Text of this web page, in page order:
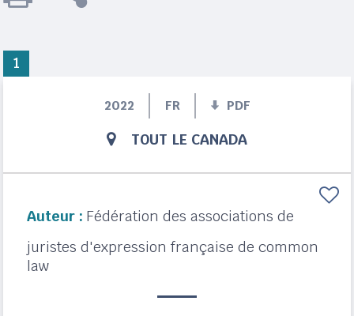
2022 FR PDF
TOUT LE CANADA
Auteur : Fédération des associations de
juristes d'expression française de common
law
1